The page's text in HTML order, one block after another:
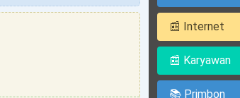
📰 Internet
📰 Karyawan
📚 Primbon